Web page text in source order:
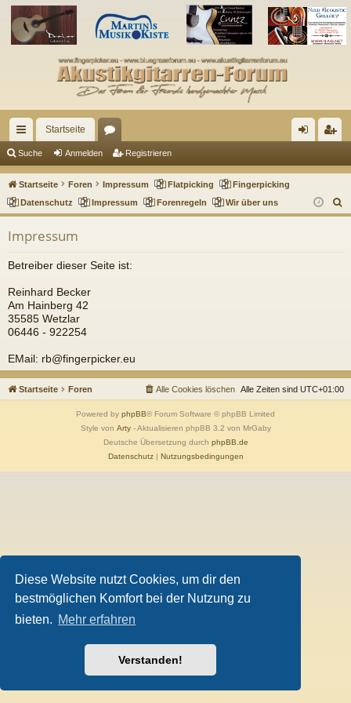
Diese Website nutzt Cookies, um dir den
bestmöglichen Komfort bei der Nutzung zu
bieten. Mehr erfahren
Verstanden!
ch
ne
llz
riff
Startseite
en m ist
rie
Suche Anmelden Registrieren
Startseite Foren Impressum Flatpicking
Fingerpicking
Datenschutz
Impressum Forenregeln Wir über uns
u
Impressum
Betreiber dieser Seite ist:
Reinhard Becker
Am Hainberg 42
35585 Wetzlar
06446 - 922254
EMail: rb@fingerpicker.eu
Startseite Foren Alle Zeiten sind UTC+01:00
Alle Cookies löschen
Powered by phpBB® Forum Software © phpBB Limited
Style von Arty- Aktualisieren phpBB 3.2 von MrGaby
Deutsche Übersetzung durch phpBB.de
Datenschutz| Nutzungsbedingungen